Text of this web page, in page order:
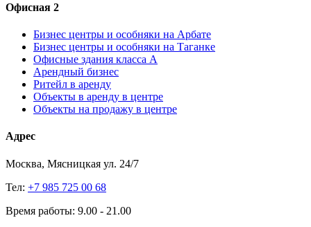
Офисная 2
Бизнес центры и особняки на Арбате
Бизнес центры и особняки на Таганке
Офисные здания класса А
Арендный бизнес
Ритейл в аренду
Объекты в аренду в центре
Объекты на продажу в центре
Адрес
Москва, Мясницкая ул. 24/7
Тел: +7 985 725 00 68
Время работы: 9.00 - 21.00